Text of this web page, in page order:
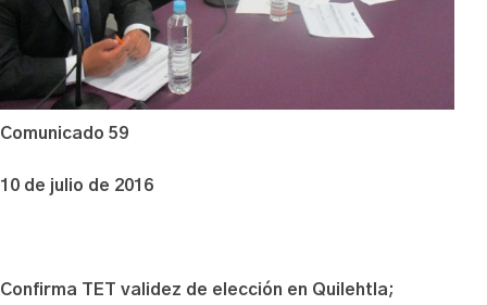
Comunicado 59
10 de julio de 2016
Confirma TET validez de elección en Quilehtla;